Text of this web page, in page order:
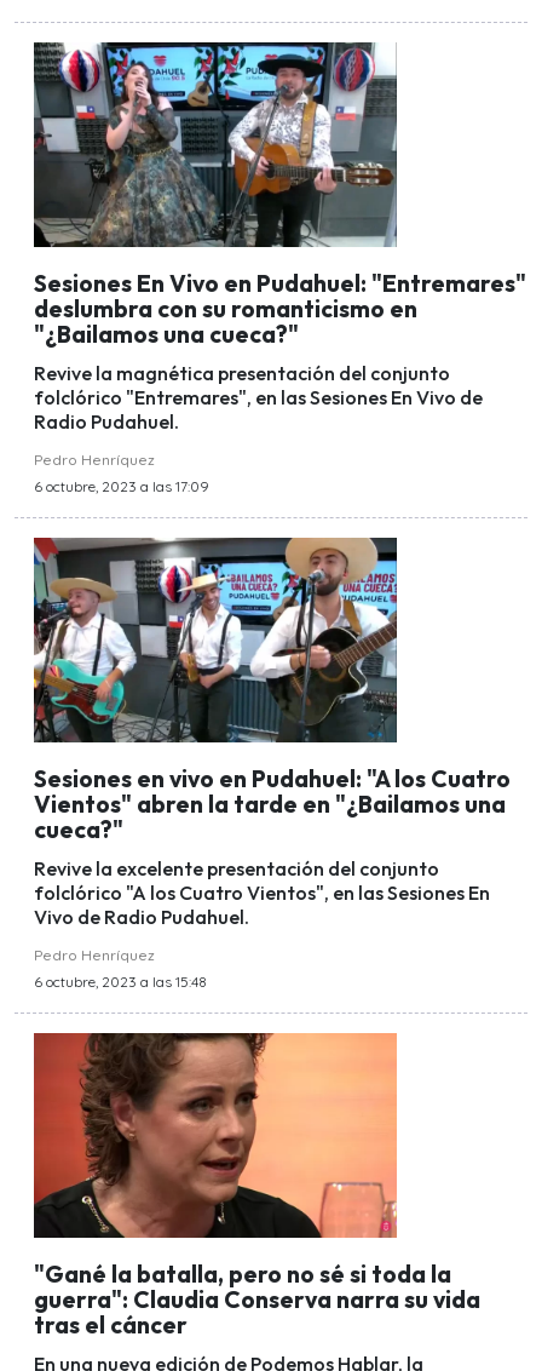
Sesiones En Vivo en Pudahuel: "Entremares"
deslumbra con su romanticismo en
"¿Bailamos una cueca?"
Revive la magnética presentación del conjunto
folclórico "Entremares", en las Sesiones En Vivo de
Radio Pudahuel.
Pedro Henríquez
6 octubre, 2023 a las 17:09
Sesiones en vivo en Pudahuel: "A los Cuatro
Vientos" abren la tarde en "¿Bailamos una
cueca?"
Revive la excelente presentación del conjunto
folclórico "A los Cuatro Vientos", en las Sesiones En
Vivo de Radio Pudahuel.
Pedro Henríquez
6 octubre, 2023 a las 15:48
"Gané la batalla, pero no sé si toda la
guerra": Claudia Conserva narra su vida
tras el cáncer
En una nueva edición de Podemos Hablar, la